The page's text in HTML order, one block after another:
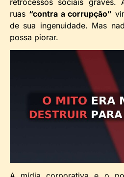
ruas “contra a corrupção”
de sua ingenuidade. Mas
possa piorar.